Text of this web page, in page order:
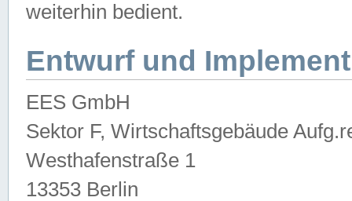
weiterhin bedient.
Entwurf und
EES GmbH
Sektor F, Wirtschaftsgebäude
Westhafenstraße 1
13353 Berlin